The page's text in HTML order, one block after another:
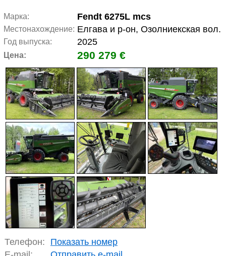
Марка: Fendt 6275L mcs
Местонахождение: Елгава и р-он, Озолниекская вол.
Год выпуска: 2025
Цена: 290 279 €
Телефон:
Показать номер